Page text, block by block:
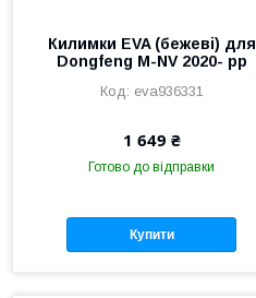
Килимки EVA (бежеві) для
Dongfeng M-NV 2020- рр
eva936331
1 649 ₴
Готово до відправки
Купити